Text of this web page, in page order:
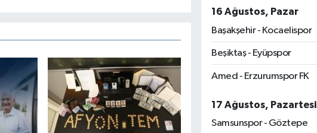
16 Ağustos, Pazar
Başakşehir - Kocaelispor
Beşiktaş - Eyüpspor
Amed - Erzurumspor FK
17 Ağustos, Pazartesi
Samsunspor - Göztepe